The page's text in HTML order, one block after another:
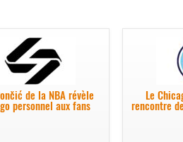
de la NBA révèle
personnel aux fans
Le
rencontre